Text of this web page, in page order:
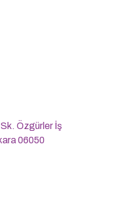
Özgürler İş
06050